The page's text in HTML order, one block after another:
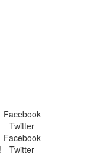
Facebook
Twitter
Facebook
Twitter